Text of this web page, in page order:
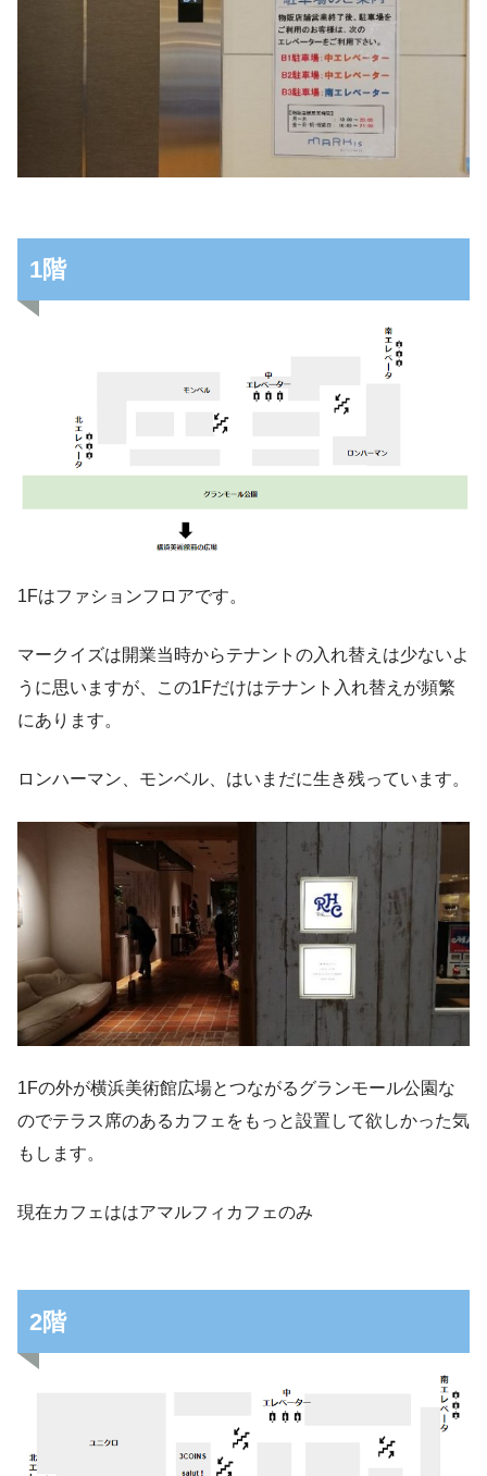
1階
1Fはファションフロアです。
マークイズは開業当時からテナントの入れ替えは少ないよ
うに思いますが、この1Fだけはテナント入れ替えが頻繁
にあります。
ロンハーマン、モンベル、はいまだに生き残っています。
1Fの外が横浜美術館広場とつながるグランモール公園な
のでテラス席のあるカフェをもっと設置して欲しかった気
もします。
現在カフェははアマルフィカフェのみ
2階